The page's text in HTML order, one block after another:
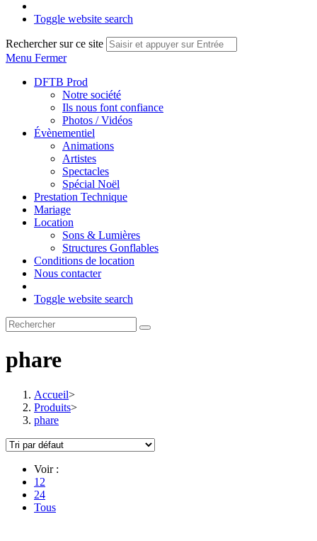
Toggle website search
Rechercher sur ce site
Menu Fermer
DFTB Prod
Notre société
Ils nous font confiance
Photos / Vidéos
Évènementiel
Animations
Artistes
Spectacles
Spécial Noël
Prestation Technique
Mariage
Location
Sons & Lumières
Structures Gonflables
Conditions de location
Nous contacter
Toggle website search
phare
Accueil>
Produits>
phare
Voir :
12
24
Tous